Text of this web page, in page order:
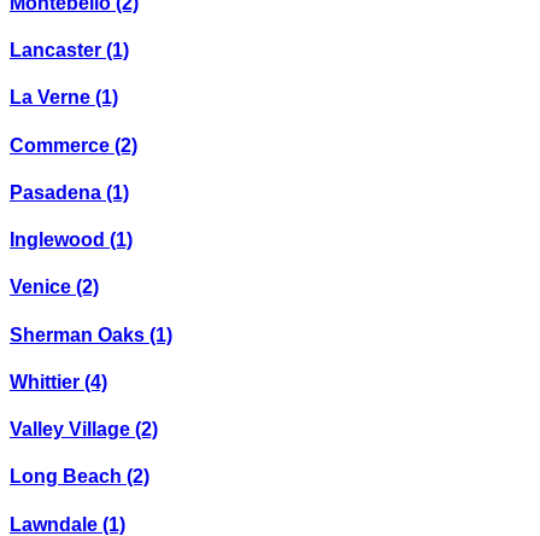
Lancaster (1)
La Verne (1)
Commerce (2)
Pasadena (1)
Inglewood (1)
Venice (2)
Sherman Oaks (1)
Whittier (4)
Valley Village (2)
Long Beach (2)
Lawndale (1)